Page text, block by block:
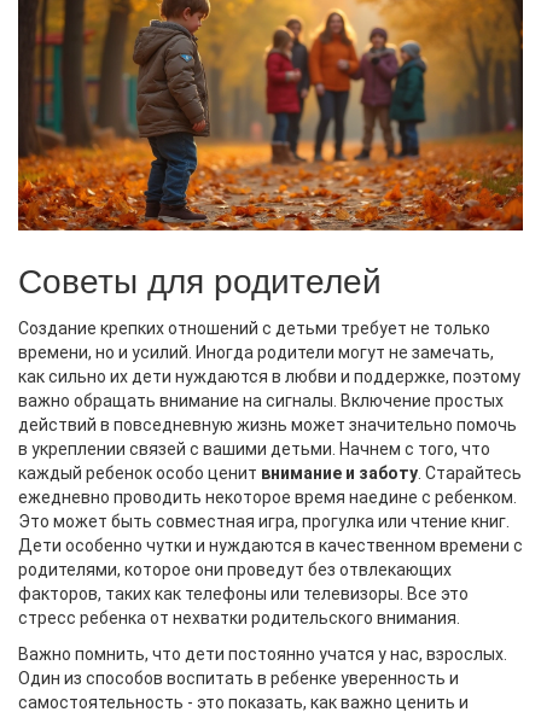
Советы для родителей
Создание крепких отношений с детьми требует не только
времени, но и усилий. Иногда родители могут не замечать,
как сильно их дети нуждаются в любви и поддержке, поэтому
важно обращать внимание на сигналы. Включение простых
действий в повседневную жизнь может значительно помочь
в укреплении связей с вашими детьми. Начнем с того, что
каждый ребенок особо ценит внимание и заботу . Старайтесь
ежедневно проводить некоторое время наедине с ребенком.
Это может быть совместная игра, прогулка или чтение книг.
Дети особенно чутки и нуждаются в качественном времени с
родителями, которое они проведут без отвлекающих
факторов, таких как телефоны или телевизоры. Все это
стресс ребенка от нехватки родительского внимания.
Важно помнить, что дети постоянно учатся у нас, взрослых.
Один из способов воспитать в ребенке уверенность и
самостоятельность - это показать, как важно ценить и